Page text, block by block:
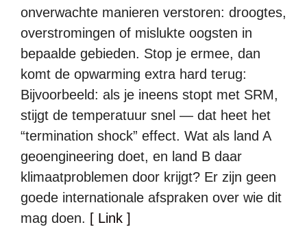
onverwachte manieren verstoren: droogtes,
overstromingen of mislukte oogsten in
bepaalde gebieden. Stop je ermee, dan
komt de opwarming extra hard terug:
Bijvoorbeeld: als je ineens stopt met SRM,
stijgt de temperatuur snel — dat heet het
“termination shock” effect. Wat als land A
geoengineering doet, en land B daar
klimaatproblemen door krijgt? Er zijn geen
goede internationale afspraken over wie dit
mag doen. [ Link ]